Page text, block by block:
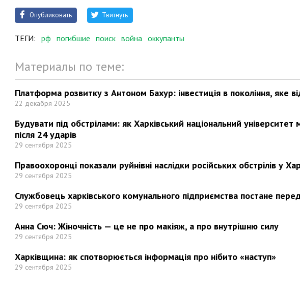
Опубликовать Твитнуть
ТЕГИ: рф погибшие поиск война оккупанты
Материалы по теме:
Платформа розвитку з Антоном Бахур: інвестиція в покоління, яке
22 декабря 2025
Будувати під обстрілами: як Харківський національний університет
після 24 ударів
29 сентября 2025
Правоохоронці показали руйнівні наслідки російських обстрілів у
29 сентября 2025
Службовець харківського комунального підприємства постане
29 сентября 2025
Анна Сюч: Жіночність — це не про макіяж, а про внутрішню силу
29 сентября 2025
Харківщина: як спотворюється інформація про нібито «наступ»
29 сентября 2025